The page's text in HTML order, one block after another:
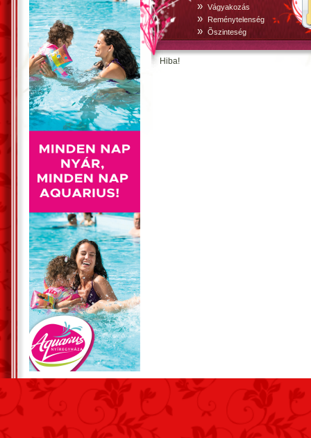
» Vágyakozás
» Reménytelenség
» Õszinteség
Hiba!